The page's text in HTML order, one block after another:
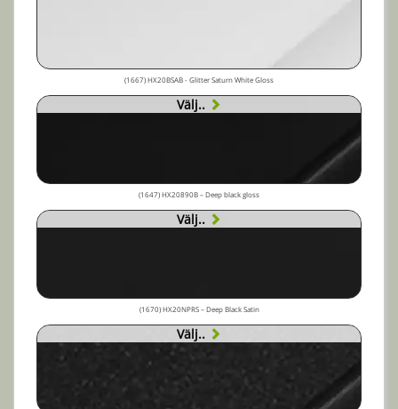
(1667) HX20BSAB - Glitter Saturn White Gloss
Välj..
(1647) HX20890B – Deep black gloss
Välj..
(1670) HX20NPRS – Deep Black Satin
Välj..